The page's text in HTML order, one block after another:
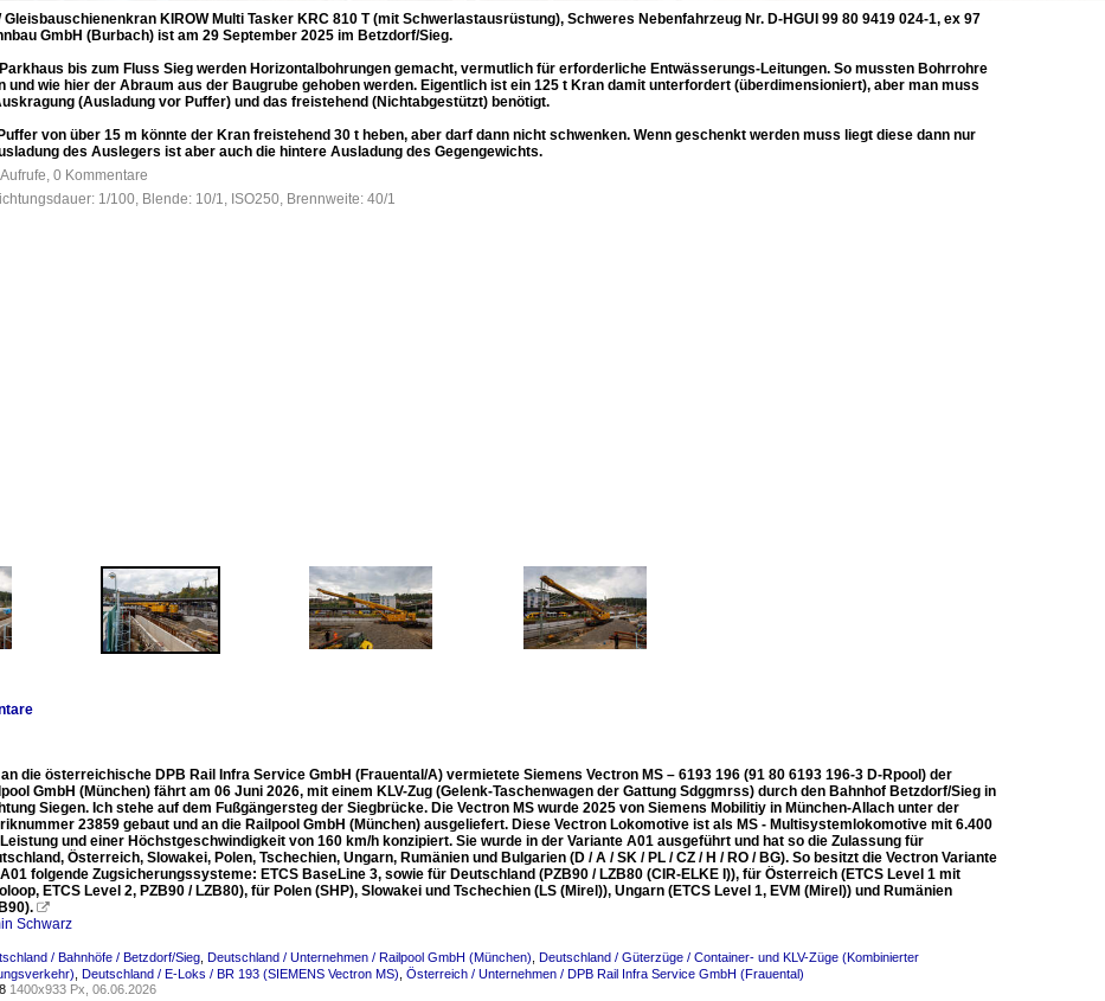
Gleisbauschienenkran KIROW Multi Tasker KRC 810 T (mit Schwerlastausrüstung), Schweres Nebenfahrzeug Nr. D-HGUI 99 80 9419 024-1, ex 97
GmbH (Burbach) ist am 29 September 2025 im Betzdorf/Sieg.
bis zum Fluss Sieg werden Horizontalbohrungen gemacht, vermutlich für erforderliche Entwässerungs-Leitungen. So mussten Bohrrohre
und wie hier der Abraum aus der Baugrube gehoben werden. Eigentlich ist ein 125 t Kran damit unterfordert (überdimensioniert), aber man muss
(Ausladung vor Puffer) und das freistehend (Nichtabgestützt) benötigt.
von über 15 m könnte der Kran freistehend 30 t heben, aber darf dann nicht schwenken. Wenn geschenkt werden muss liegt diese dann nur
des Auslegers ist aber auch die hintere Ausladung des Gegengewichts.
0 Kommentare
1/100, Blende: 10/1, ISO250, Brennweite: 40/1
an die österreichische DPB Rail Infra Service GmbH (Frauental/A) vermietete Siemens Vectron MS – 6193 196 (91 80 6193 196-3 D-Rpool) der
GmbH (München) fährt am 06 Juni 2026, mit einem KLV-Zug (Gelenk-Taschenwagen der Gattung Sdggmrss) durch den Bahnhof Betzdorf/Sieg in
Siegen. Ich stehe auf dem Fußgängersteg der Siegbrücke. Die Vectron MS wurde 2025 von Siemens Mobilitiy in München-Allach unter der
23859 gebaut und an die Railpool GmbH (München) ausgeliefert. Diese Vectron Lokomotive ist als MS - Multisystemlokomotive mit 6.400
Leistung und einer Höchstgeschwindigkeit von 160 km/h konzipiert. Sie wurde in der Variante A01 ausgeführt und hat so die Zulassung für
Österreich, Slowakei, Polen, Tschechien, Ungarn, Rumänien und Bulgarien (D / A / SK / PL / CZ / H / RO / BG). So besitzt die Vectron Variante
A01 folgende Zugsicherungssysteme: ETCS BaseLine 3, sowie für Deutschland (PZB90 / LZB80 (CIR-ELKE I)), für Österreich (ETCS Level 1 mit
ETCS Level 2, PZB90 / LZB80), für Polen (SHP), Slowakei und Tschechien (LS (Mirel)), Ungarn (ETCS Level 1, EVM (Mirel)) und Rumänien

Schwarz
/ Bahnhöfe / Betzdorf/Sieg Deutschland / Unternehmen / Railpool GmbH (München) Deutschland / Güterzüge / Container- und KLV-Züge (Kombinierter
Deutschland / E-Loks / BR 193 (SIEMENS Vectron MS) Österreich / Unternehmen / DPB Rail Infra Service GmbH (Frauental)
1400x933 Px, 06.06.2026